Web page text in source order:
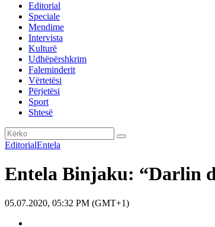
Editorial
Speciale
Mendime
Intervista
Kulturë
Udhëpërshkrim
Faleminderit
Vërtetësi
Përjetësi
Sport
Shtesë
EditorialEntela
Entela Binjaku: “Darlin
05.07.2020, 05:32 PM (GMT+1)